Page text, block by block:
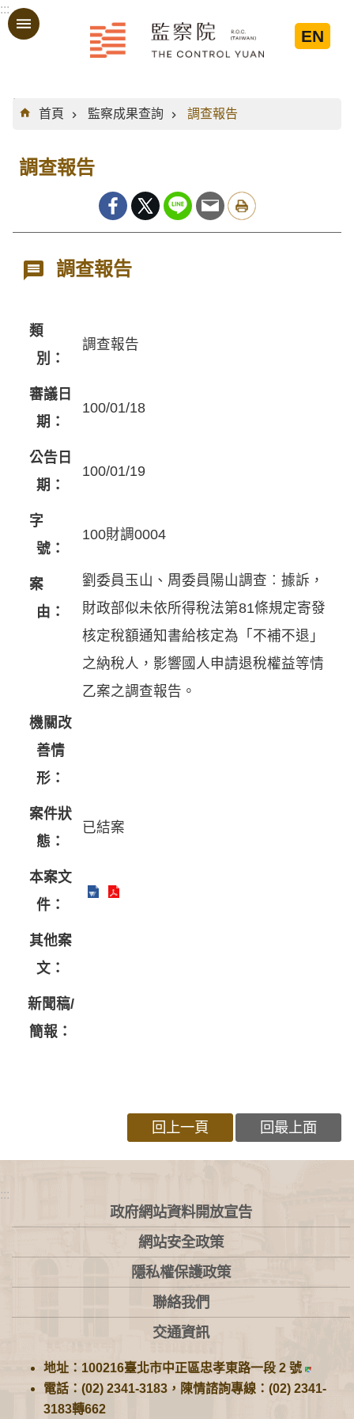
跳到主要內容區塊
:::
EN
:::
首頁
監察成果查詢 調查報告
調查報告
調查報告
類
別：
調查報告
審議日
期：
100/01/18
公告日
期：
100/01/19
字
號：
100財調0004
案
由：
劉委員玉山、周委員陽山調查︰據訴，
財政部似未依所得稅法第81條規定寄發
核定稅額通知書給核定為「不補不退」
之納稅人，影響國人申請退稅權益等情
乙案之調查報告。
機關改
善情
形：
案件狀
態：
已結案
本案文
件：
其他案
文：
新聞稿/
簡報：
回上一頁 回最上面
:::
政府網站資料開放宣告
網站安全政策
隱私權保護政策
聯絡我們
交通資訊
地址：100216臺北市中正區忠孝東路一段 2 號
電話：(02) 2341-3183，陳情諮詢專線：(02) 2341-
3183轉662